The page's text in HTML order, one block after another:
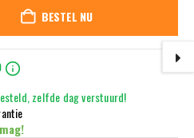
BESTEL NU
zelfde dag verstuurd!